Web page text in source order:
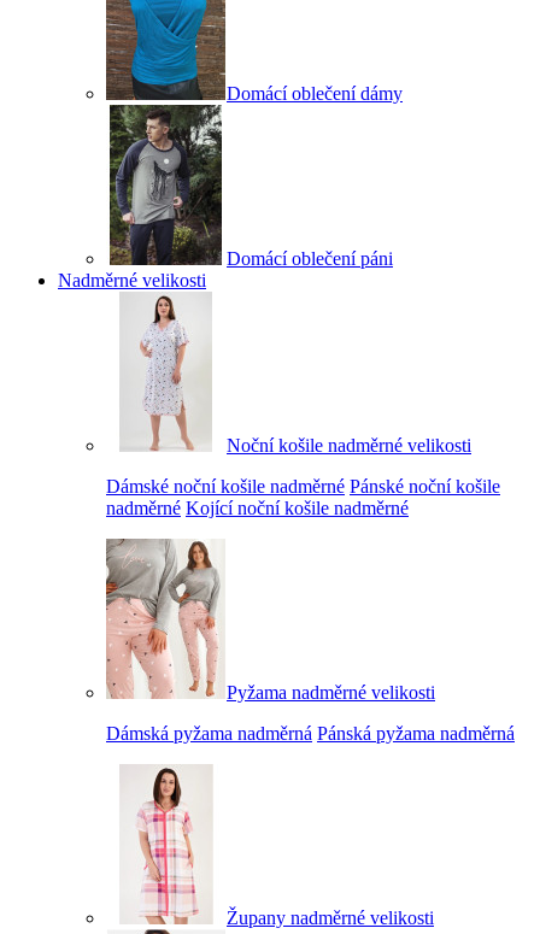
Domácí oblečení dámy
Domácí oblečení páni
Nadměrné velikosti
Noční košile nadměrné velikosti
Dámské noční košile nadměrné Pánské noční košile
nadměrné Kojící noční košile nadměrné
Pyžama nadměrné velikosti
Dámská pyžama nadměrná Pánská pyžama nadměrná
Župany nadměrné velikosti